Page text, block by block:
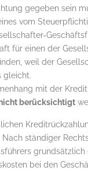
gegeben sein
vom
für einen der
weil der
gleicht.
mit der
berücksichtigt
ständiger
bei den